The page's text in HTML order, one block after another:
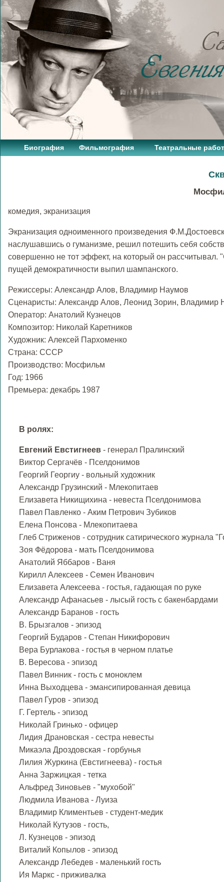
Биография Фильмография Театральные
комедия, экранизация
Экранизация одноименного произведения
наслушавшись о гуманизме, решил потешить себя
совершенно не тот эффект, на который он рассчитывал.
пущей демократичности выпил шампанского.
Режиссеры: Александр Алов, Владимир Наумов
Сценаристы: Александр Алов, Леонид Зорин, Владимир
Оператор: Анатолий Кузнецов
Композитор: Николай Каретников
Художник: Алексей Пархоменко
Страна: СССР
Производство: Мосфильм
Год: 1966
Премьера: декабрь 1987
В ролях:
Евгений Евстигнеев - генерал Пралинский
Виктор Сергачёв - Пселдонимов
Георгий Георгиу - вольный художник
Александр Грузинский - Млекопитаев
Елизавета Никищихина - невеста Пселдонимова
Павел Павленко - Аким Петрович Зубиков
Елена Понсова - Млекопитаева
Глеб Стриженов - сотрудник сатирического журнала
Зоя Фёдорова - мать Пселдонимова
Анатолий Яббаров - Ваня
Кирилл Алексеев - Семен Иванович
Елизавета Алексеева - гостья, гадающая по руке
Александр Афанасьев - лысый гость с бакенбардами
Александр Баранов - гость
В. Брызгалов - эпизод
Георгий Бударов - Степан Никифорович
Вера Бурлакова - гостья в черном платье
В. Вересова - эпизод
Павел Винник - гость с моноклем
Инна Выходцева - эмансипированная девица
Павел Гуров - эпизод
Г. Гертель - эпизод
Николай Гринько - офицер
Лидия Драновская - сестра невесты
Микаэла Дроздовская - горбунья
Лилия Журкина (Евстигнеева) - гостья
Анна Заржицкая - тетка
Альфред Зиновьев - "мухобой"
Людмила Иванова - Луиза
Владимир Климентьев - студент-медик
Николай Кутузов - гость,
Л. Кузнецов - эпизод
Виталий Копылов - эпизод
Александр Лебедев - маленький гость
Ия Маркс - приживалка